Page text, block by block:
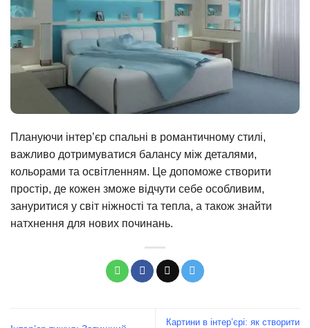
Плануючи інтер’єр спальні в романтичному стилі,
важливо дотримуватися балансу між деталями,
кольорами та освітленням. Це допоможе створити
простір, де кожен зможе відчути себе особливим,
зануритися у світ ніжності та тепла, а також знайти
натхнення для нових починань.
Картини в інтер’єрі: як створити